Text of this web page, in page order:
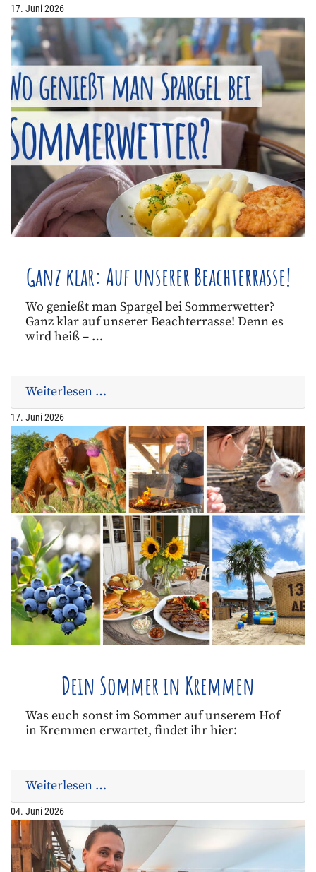
17. Juni 2026
Ganz klar: Auf unserer Beachterrasse!
Wo genießt man Spargel bei Sommerwetter?
Ganz klar auf unserer Beachterrasse! Denn es
wird heiß – …
Weiterlesen …
17. Juni 2026
Dein Sommer in Kremmen
Was euch sonst im Sommer auf unserem Hof
in Kremmen erwartet, findet ihr hier:
Weiterlesen …
04. Juni 2026